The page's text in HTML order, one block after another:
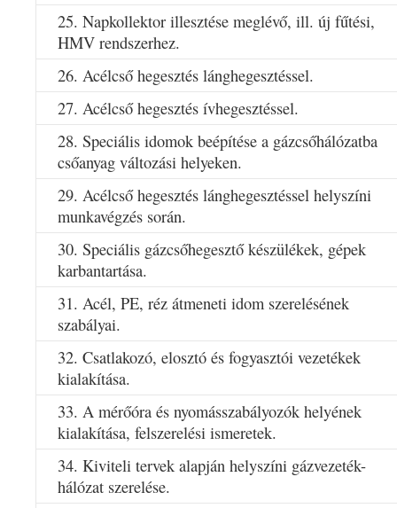
25. Napkollektor illesztése meglévő, ill. új fűtési,
HMV rendszerhez.
26. Acélcső hegesztés lánghegesztéssel.
27. Acélcső hegesztés ívhegesztéssel.
28. Speciális idomok beépítése a gázcsőhálózatba
csőanyag változási helyeken.
29. Acélcső hegesztés lánghegesztéssel helyszíni
munkavégzés során.
30. Speciális gázcsőhegesztő készülékek, gépek
karbantartása.
31. Acél, PE, réz átmeneti idom szerelésének
szabályai.
32. Csatlakozó, elosztó és fogyasztói vezetékek
kialakítása.
33. A mérőóra és nyomásszabályozók helyének
kialakítása, felszerelési ismeretek.
34. Kiviteli tervek alapján helyszíni gázvezeték-
hálózat szerelése.